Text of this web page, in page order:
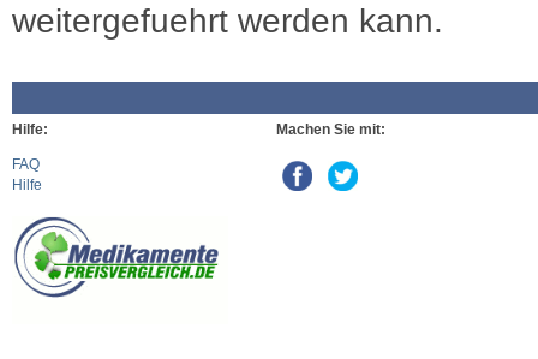
weitergefuehrt werden kann.
Hilfe:
FAQ
Hilfe
Machen Sie mit: